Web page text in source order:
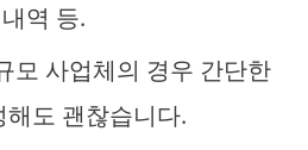
역 등.
모 사업체의 경우 간단한
도 괜찮습니다.